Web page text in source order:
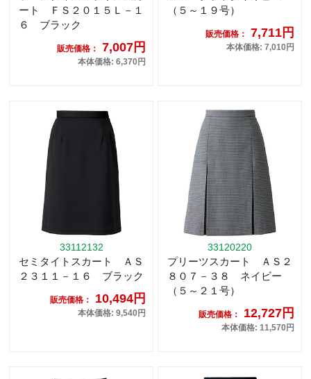
ート ＦＳ２０１５Ｌ－１
６ ブラック
販売価格： 7,007円
本体価格: 6,370円
（５～１９号）
販売価格： 7,711円
本体価格: 7,010円
33112132
セミタイトスカート ＡＳ
２３１１－１６ ブラック
販売価格： 10,494円
本体価格: 9,540円
33120220
プリーツスカート ＡＳ２
８０７－３８ ネイビー
（５～２１号）
販売価格： 12,727円
本体価格: 11,570円